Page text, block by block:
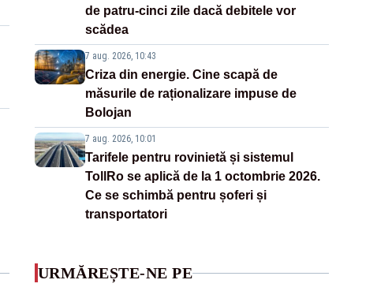
de patru-cinci zile dacă debitele vor
scădea
7 aug. 2026, 10:43
Criza din energie. Cine scapă de
măsurile de raționalizare impuse de
Bolojan
7 aug. 2026, 10:01
Tarifele pentru rovinietă și sistemul
TollRo se aplică de la 1 octombrie 2026.
Ce se schimbă pentru șoferi și
transportatori
URMĂREȘTE-NE PE